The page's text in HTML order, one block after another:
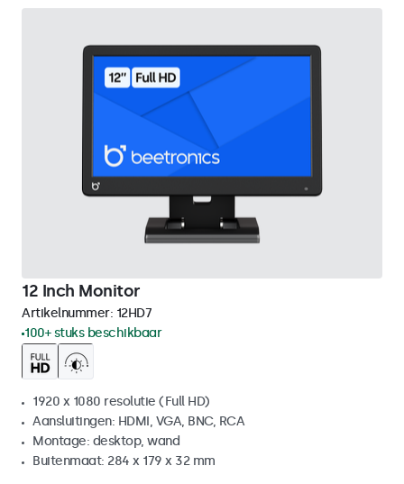
12 Inch Monitor
Artikelnummer: 12HD7
100+ stuks beschikbaar
1920 x 1080 resolutie (Full HD)
Aansluitingen: HDMI, VGA, BNC, RCA
Montage: desktop, wand
Buitenmaat: 284 x 179 x 32 mm